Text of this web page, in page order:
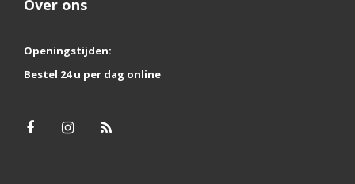
Over ons
Openingstijden:
Bestel 24 u per dag online